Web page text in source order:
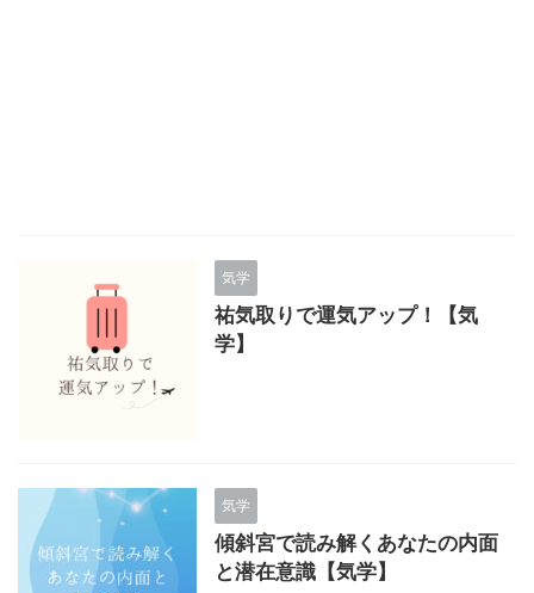
気学
祐気取りで運気アップ！【気
学】
気学
傾斜宮で読み解くあなたの内面
と潜在意識【気学】